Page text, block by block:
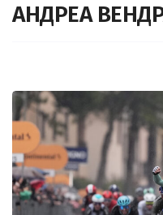
АНДРЕА